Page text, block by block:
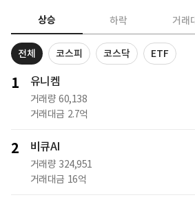
상승 하락 거래
전체 코스피 코스닥 ETF
1 유니켐
거래량 60,138
거래대금 2.7억
2 비큐AI
거래량 324,951
거래대금 16억